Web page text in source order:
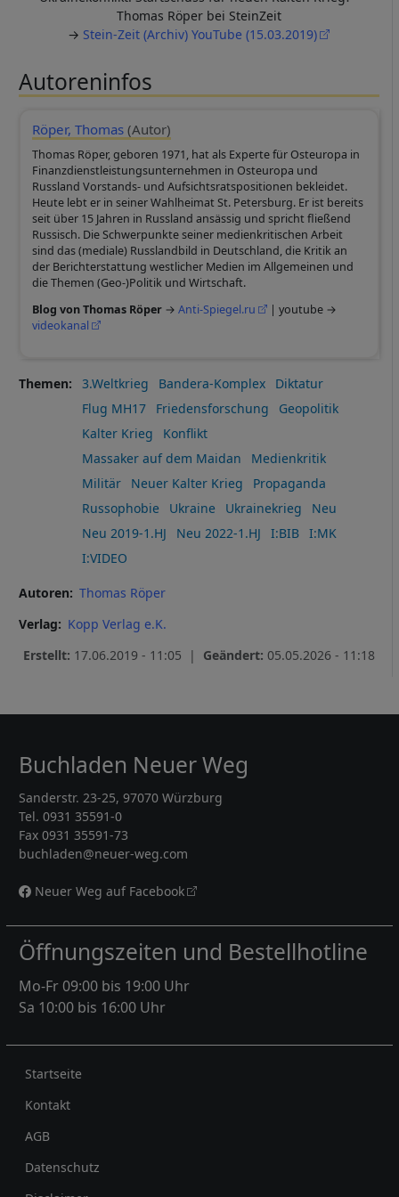
Thomas Röper bei SteinZeit
→ Stein-Zeit (Archiv) YouTube (15.03.2019)
Autoreninfos
Röper, Thomas (Autor)
Thomas Röper, geboren 1971, hat als Experte für Osteuropa in
Finanzdienstleistungsunternehmen in Osteuropa und
Russland Vorstands- und Aufsichtsratspositionen bekleidet.
Heute lebt er in seiner Wahlheimat St. Petersburg. Er ist bereits
seit über 15 Jahren in Russland ansässig und spricht fließend
Russisch. Die Schwerpunkte seiner medienkritischen Arbeit
sind das (mediale) Russlandbild in Deutschland, die Kritik an
der Berichterstattung westlicher Medien im Allgemeinen und
die Themen (Geo-)Politik und Wirtschaft.
Blog von Thomas Röper→ Anti-Spiegel.ru
| youtube →
videokanal
Themen 3.Weltkrieg Bandera-Komplex
Diktatur
Flug MH17
Friedensforschung
Geopolitik
Kalter Krieg
Konflikt
Massaker auf dem Maidan
Medienkritik
Militär
Neuer Kalter Krieg
Propaganda
Russophobie
Ukraine Ukrainekrieg
Neu
Neu 2019-1.HJ
Neu 2022-1.HJ I:BIB
I:MK
I:VIDEO
Autoren
Thomas Röper
Verlag
Kopp Verlag e.K.
Erstellt: 17.06.2019 - 11:05 | Geändert: 05.05.2026 - 11:18
Buchladen Neuer Weg
Sanderstr. 23-25, 97070 Würzburg
Tel. 0931 35591-0
Fax 0931 35591-73
buchladen@neuer-weg.com
Neuer Weg auf Facebook
Öffnungszeiten und Bestellhotline
Mo-Fr 09:00 bis 19:00 Uhr
Sa 10:00 bis 16:00 Uhr
Rechtliches
Startseite
Kontakt
AGB
Datenschutz